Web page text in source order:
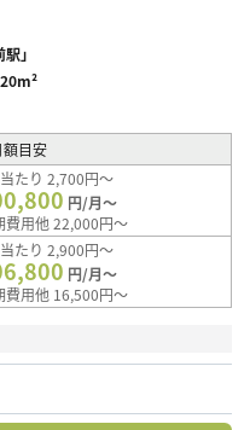
」
20m²
額目安
たり 2,700円～
円/月～
費用他 22,000円～
たり 2,900円～
円/月～
費用他 16,500円～